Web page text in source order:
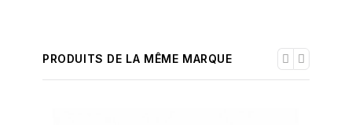
PRODUITS DE LA MÊME MARQUE